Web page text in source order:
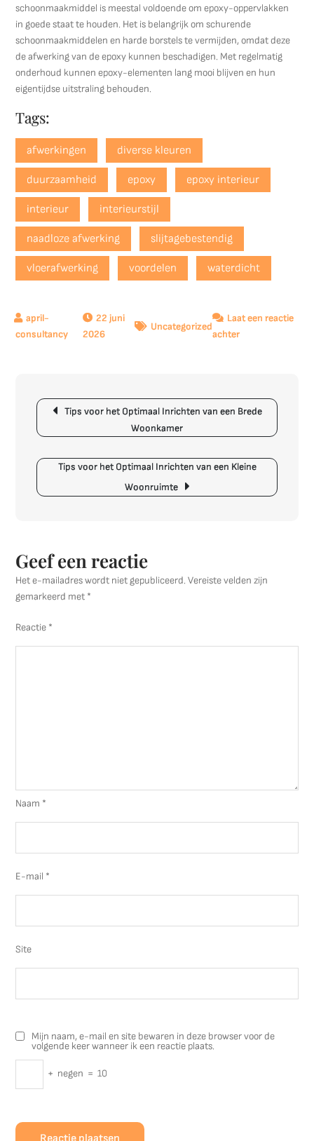
schoonmaakmiddel is meestal voldoende om epoxy-oppervlakken
in goede staat te houden. Het is belangrijk om schurende
schoonmaakmiddelen en harde borstels te vermijden, omdat deze
de afwerking van de epoxy kunnen beschadigen. Met regelmatig
onderhoud kunnen epoxy-elementen lang mooi blijven en hun
eigentijdse uitstraling behouden.
Tags:
afwerkingen diverse kleuren
duurzaamheid epoxy epoxy interieur
interieur interieurstijl
naadloze afwerking slijtagebestendig
vloerafwerking voordelen waterdicht
22 juni
2026
Uncategorized
Laat een reactie
achterop
Epoxy
in
Interieur
Berichtnavigatie
Tips voor het Optimaal Inrichten van een Brede
Woonkamer
Tips voor het Optimaal Inrichten van een Kleine
Woonruimte
Geef een reactie
Het e-mailadres wordt niet gepubliceerd. Vereiste velden zijn
gemarkeerd met *
Reactie *
Naam *
E-mail *
Site
Mijn naam, e-mail en site bewaren in deze browser voor de
volgende keer wanneer ik een reactie plaats.
+ negen = 10